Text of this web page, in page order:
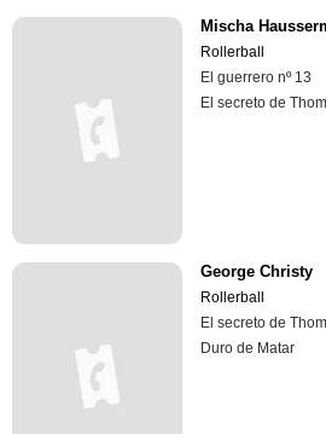
Mischa
Rollerball
El guerrero nº 13
El secreto de
George Christy
Rollerball
El secreto de
Duro de Matar